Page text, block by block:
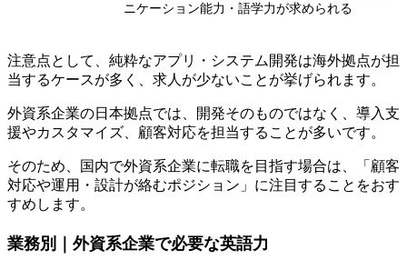
ニケーション能力・語学力が求められる
注意点として、純粋なアプリ・システム開発は海外拠点が担
当するケースが多く、求人が少ないことが挙げられます。
外資系企業の日本拠点では、開発そのものではなく、導入支
援やカスタマイズ、顧客対応を担当することが多いです。
そのため、
国内で外資系企業に転職を目指す場合は、「顧客
対応や運用・設計が絡むポジション」に注目する ことをおす
すめします。
業務別｜外資系企業で必要な英語力